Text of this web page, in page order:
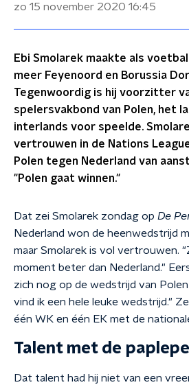
zo 15 november 2020 16:45
Ebi Smolarek maakte als
meer Feyenoord en Borussia
Tegenwoordig is hij voorzitter
spelersvakbond van Polen, het
interlands voor speelde.
vertrouwen in de Nations
Polen tegen Nederland van
"Polen gaat winnen."
Dat zei Smolarek zondag op De
Nederland won de heenwedstrijd
maar Smolarek is vol vertrouwen.
moment beter dan Nederland."
zich nog op de wedstrijd van
vind ik een hele leuke wedstrijd."
één WK en één EK met de
Talent met de
Dat talent had hij niet van een